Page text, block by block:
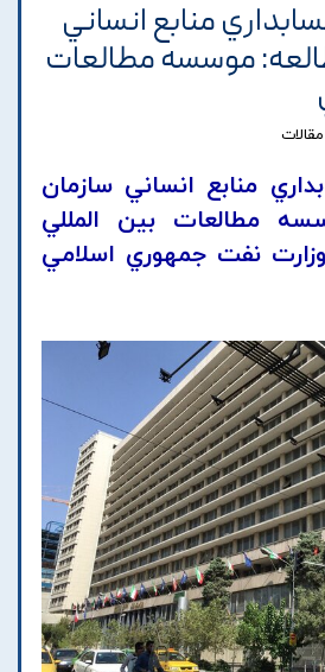
منابع انساني
موسسه مطالعات
منابع انساني سازمان
مطالعات بين المللي
نفت جمهوري اسلامي